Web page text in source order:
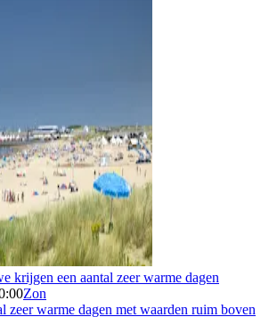
krijgen een aantal zeer warme dagen
Zon
zeer warme dagen met waarden ruim boven